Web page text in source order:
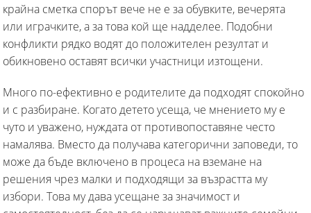
крайна сметка спорът вече не е за обувките, вечерята
или играчките, а за това кой ще надделее. Подобни
конфликти рядко водят до положителен резултат и
обикновено оставят всички участници изтощени.
Много по-ефективно е родителите да подходят спокойно
и с разбиране. Когато детето усеща, че мнението му е
чуто и уважено, нуждата от противопоставяне често
намалява. Вместо да получава категорични заповеди, то
може да бъде включено в процеса на вземане на
решения чрез малки и подходящи за възрастта му
избори. Това му дава усещане за значимост и